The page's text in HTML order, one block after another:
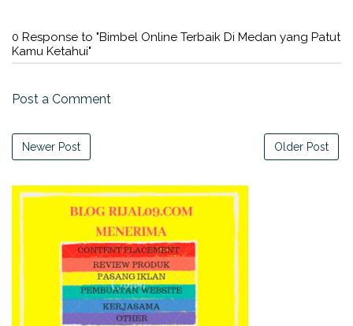
0 Response to "Bimbel Online Terbaik Di Medan yang Patut
Kamu Ketahui"
Post a Comment
Newer Post Older Post